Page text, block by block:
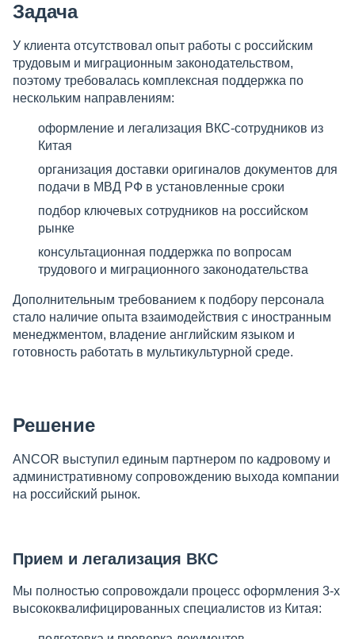
Задача
У клиента отсутствовал опыт работы с российским
трудовым и миграционным законодательством,
поэтому требовалась комплексная поддержка по
нескольким направлениям:
оформление и легализация ВКС-сотрудников из
Китая
организация доставки оригиналов документов для
подачи в МВД РФ в установленные сроки
подбор ключевых сотрудников на российском
рынке
консультационная поддержка по вопросам
трудового и миграционного законодательства
Дополнительным требованием к подбору персонала
стало наличие опыта взаимодействия с иностранным
менеджментом, владение английским языком и
готовность работать в мультикультурной среде.
Решение
ANCOR выступил единым партнером по кадровому и
административному сопровождению выхода компании
на российский рынок.
Прием и легализация ВКС
Мы полностью сопровождали процесс оформления 3-х
высококвалифицированных специалистов из Китая: